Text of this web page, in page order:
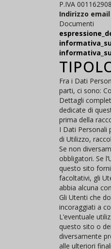
P.IVA
Indirizzo
Documenti
Fra i Dati
parti, ci sono:
Dettagli
dedicate di
prima della
I Dati Personali
di Utilizzo,
Se non
obbligatori. Se
questo sito
facoltativi, gli
abbia alcuna
Gli Utenti che
incoraggiati a
L’eventuale
questo sito o
diversamente
alle ulteriori